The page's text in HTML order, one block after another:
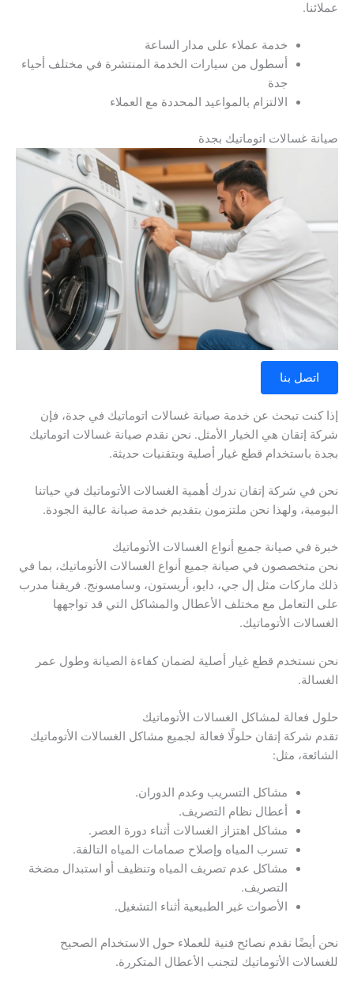
عملائنا.
خدمة عملاء على مدار الساعة
أسطول من سيارات الخدمة المنتشرة في مختلف أحياء
جدة
الالتزام بالمواعيد المحددة مع العملاء
صيانة غسالات اتوماتيك بجدة
اتصل بنا
إذا كنت تبحث عن خدمة صيانة غسالات اتوماتيك في جدة، فإن
شركة إتقان هي الخيار الأمثل. نحن نقدم صيانة غسالات اتوماتيك
بجدة باستخدام قطع غيار أصلية وبتقنيات حديثة.
نحن في شركة إتقان ندرك أهمية الغسالات الأتوماتيك في حياتنا
اليومية، ولهذا نحن ملتزمون بتقديم خدمة صيانة عالية الجودة.
خبرة في صيانة جميع أنواع الغسالات الأتوماتيك
نحن متخصصون في صيانة جميع أنواع الغسالات الأتوماتيك، بما في
ذلك ماركات مثل إل جي، دايو، أريستون، وسامسونج. فريقنا مدرب
على التعامل مع مختلف الأعطال والمشاكل التي قد تواجهها
الغسالات الأتوماتيك.
نحن نستخدم قطع غيار أصلية لضمان كفاءة الصيانة وطول عمر
الغسالة.
حلول فعالة لمشاكل الغسالات الأتوماتيك
تقدم شركة إتقان حلولًا فعالة لجميع مشاكل الغسالات الأتوماتيك
الشائعة، مثل:
مشاكل التسريب وعدم الدوران.
أعطال نظام التصريف.
مشاكل اهتزاز الغسالات أثناء دورة العصر.
تسرب المياه وإصلاح صمامات المياه التالفة.
مشاكل عدم تصريف المياه وتنظيف أو استبدال مضخة
التصريف.
الأصوات غير الطبيعية أثناء التشغيل.
نحن أيضًا نقدم نصائح فنية للعملاء حول الاستخدام الصحيح
للغسالات الأتوماتيك لتجنب الأعطال المتكررة.